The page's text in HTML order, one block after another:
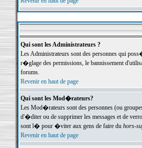
Qui sont les Administrateurs ?
Les Administrateurs sont des personnes qui
r�glage des permissions, le bannissement
forums.
Revenir en haut de page
Qui sont les Mod�rateurs?
Les Mod�rateurs sont des personnes (ou
d'�diter ou de supprimer les messages et de
sont l� pour �viter aux gens de faire du hors-
Revenir en haut de page